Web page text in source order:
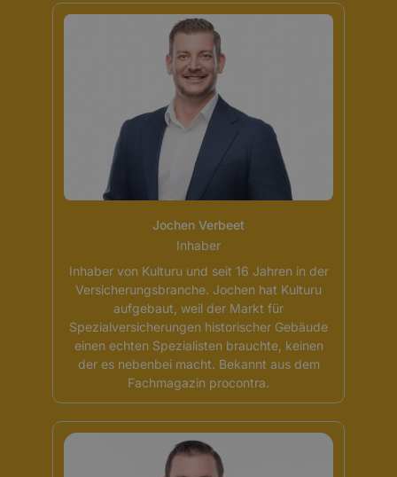
Jochen Verbeet
Inhaber
Inhaber von Kulturu und seit 16 Jahren in der
Versicherungsbranche. Jochen hat Kulturu
aufgebaut, weil der Markt für
Spezialversicherungen historischer Gebäude
einen echten Spezialisten brauchte, keinen
der es nebenbei macht. Bekannt aus dem
Fachmagazin procontra.